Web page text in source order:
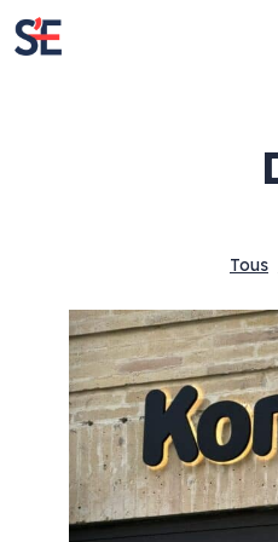
Enseignes lumineuses
Enseignes rétro-éclairées
Enseignes lettres bloc LED
Textes évidés
Enseignes lettres boitiers
Tous